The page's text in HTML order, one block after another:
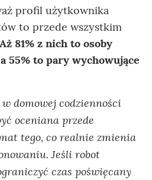
profil użytkownika
to przede wszystkim
Aż 81% z nich to osoby
55% to pary wychowujące
w domowej codzienności
oceniana przede
tego, co realnie zmienia
Jeśli robot
czas poświęcany